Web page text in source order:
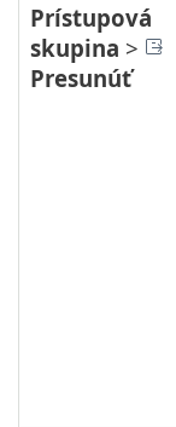
Prístupová
skupina >
Presunúť